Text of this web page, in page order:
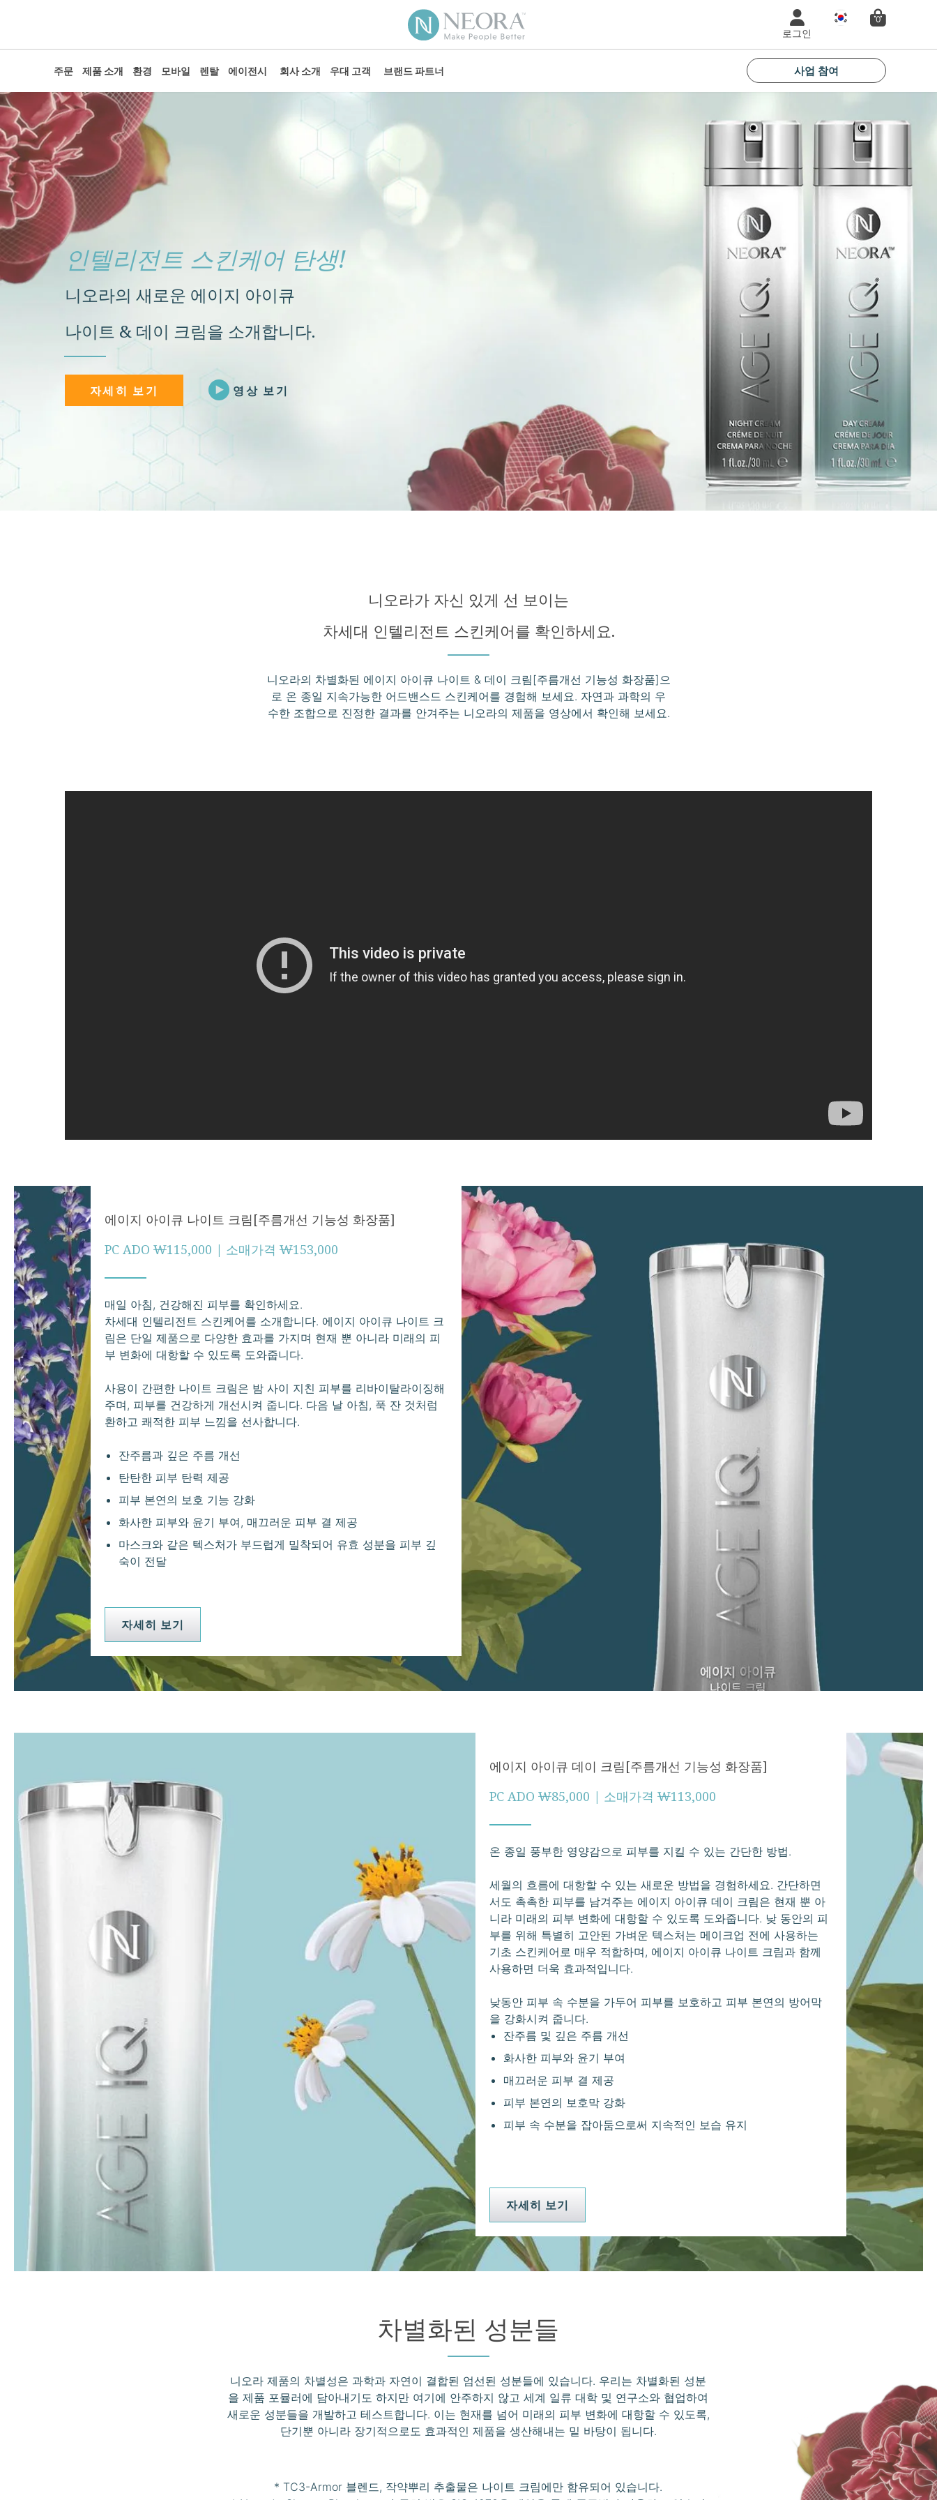
로그인
국
0
주문 제품 소개 환경 모바일 렌탈 에이전시 회사 소개 우대 고객 브랜드 파트너 사업 참여
인텔리전트 스킨케어 탄생!
니오라의 새로운 에이지 아이큐
나이트 & 데이 크림을 소개합니다.
자세히 보기 영상 보기
니오라가 자신 있게 선 보이는
차세대 인텔리전트 스킨케어를 확인하세요.
니오라의 차별화된 에이지 아이큐 나이트 & 데이 크림[주름개선 기능성 화장품]으
로 온 종일 지속가능한 어드밴스드 스킨케어를 경험해 보세요. 자연과 과학의 우
수한 조합으로 진정한 결과를 안겨주는 니오라의 제품을 영상에서 확인해 보세요.
에이지 아이큐 나이트 크림[주름개선 기능성 화장품]
PC ADO ₩115,000 | 소매가격 ₩153,000
매일 아침, 건강해진 피부를 확인하세요.
차세대 인텔리전트 스킨케어를 소개합니다. 에이지 아이큐 나이트 크
림은 단일 제품으로 다양한 효과를 가지며 현재 뿐 아니라 미래의 피
부 변화에 대항할 수 있도록 도와줍니다.
사용이 간편한 나이트 크림은 밤 사이 지친 피부를 리바이탈라이징해
주며, 피부를 건강하게 개선시켜 줍니다. 다음 날 아침, 푹 잔 것처럼
환하고 쾌적한 피부 느낌을 선사합니다.
잔주름과 깊은 주름 개선
탄탄한 피부 탄력 제공
피부 본연의 보호 기능 강화
화사한 피부와 윤기 부여, 매끄러운 피부 결 제공
마스크와 같은 텍스처가 부드럽게 밀착되어 유효 성분을 피부 깊
숙이 전달
자세히 보기
에이지 아이큐 데이 크림[주름개선 기능성 화장품]
PC ADO ₩85,000 | 소매가격 ₩113,000
온 종일 풍부한 영양감으로 피부를 지킬 수 있는 간단한 방법.
세월의 흐름에 대항할 수 있는 새로운 방법을 경험하세요. 간단하면
서도 촉촉한 피부를 남겨주는 에이지 아이큐 데이 크림은 현재 뿐 아
니라 미래의 피부 변화에 대항할 수 있도록 도와줍니다. 낮 동안의 피
부를 위해 특별히 고안된 가벼운 텍스처는 메이크업 전에 사용하는
기초 스킨케어로 매우 적합하며, 에이지 아이큐 나이트 크림과 함께
사용하면 더욱 효과적입니다.
낮동안 피부 속 수분을 가두어 피부를 보호하고 피부 본연의 방어막
을 강화시켜 줍니다.
잔주름 및 깊은 주름 개선
화사한 피부와 윤기 부여
매끄러운 피부 결 제공
피부 본연의 보호막 강화
피부 속 수분을 잡아둠으로써 지속적인 보습 유지
자세히 보기
차별화된 성분들
니오라 제품의 차별성은 과학과 자연이 결합된 엄선된 성분들에 있습니다. 우리는 차별화된 성분
을 제품 포뮬러에 담아내기도 하지만 여기에 안주하지 않고 세계 일류 대학 및 연구소와 협업하여
새로운 성분들을 개발하고 테스트합니다. 이는 현재를 넘어 미래의 피부 변화에 대항할 수 있도록,
단기뿐 아니라 장기적으로도 효과적인 제품을 생산해내는 밑 바탕이 됩니다.
* TC3-Armor 블렌드, 작약뿌리 추출물은 나이트 크림에만 함유되어 있습니다.